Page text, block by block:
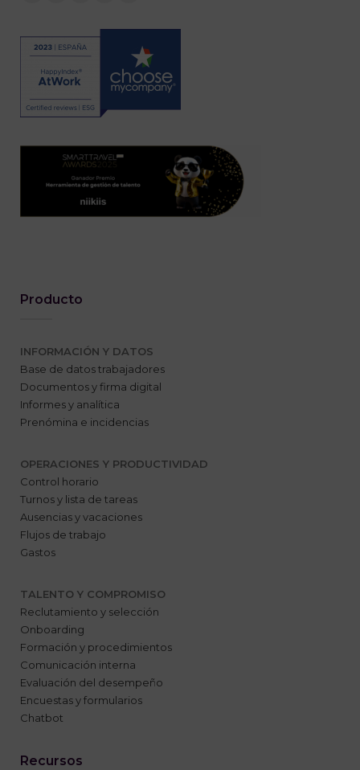
Producto
INFORMACIÓN Y DATOS
Base de datos trabajadores
Documentos y firma digital
Informes y analítica
Prenómina e incidencias
OPERACIONES Y PRODUCTIVIDAD
Control horario
Turnos y lista de tareas
Ausencias y vacaciones
Flujos de trabajo
Gastos
TALENTO Y COMPROMISO
Reclutamiento y selección
Onboarding
Formación y procedimientos
Comunicación interna
Evaluación del desempeño
Encuestas y formularios
Chatbot
Recursos